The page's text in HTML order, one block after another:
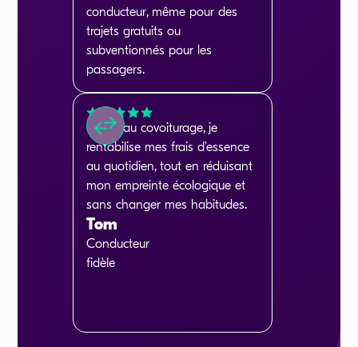
conducteur, même pour des
trajets gratuits ou
subventionnés pour les
passagers.
Grâce au covoiturage, je
rentabilise mes frais d’essence
au quotidien, tout en réduisant
mon empreinte écologique et
sans changer mes habitudes.
Tom
Conducteur
fidèle